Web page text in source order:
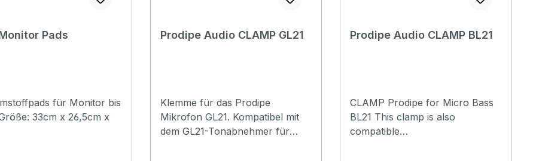
Pads
für Monitor bis
Prodipe Audio CLAMP GL21
Klemme für das Prodipe
Mikrofon GL21. Kompatibel mit
dem GL21-Tonabnehmer für
Prodipe Audio CLAMP BL21
CLAMP Prodipe for Micro Bass
BL21 This clamp is also
compatible